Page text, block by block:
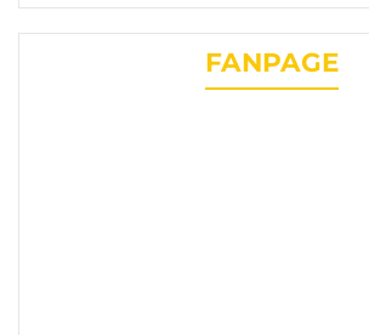
mặt của phụ tùng
chevrolet liên
FANPAGE